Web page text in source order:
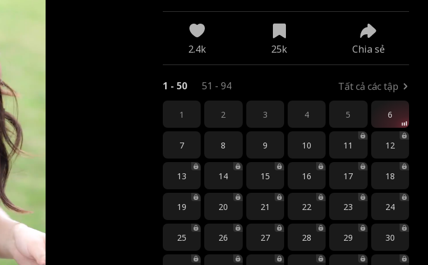
2.4k 25k Chia sẻ
1 - 50 51 - 94 Tất cả các tập
1 2 3 4 5 6
7 8 9 10 11 12
13 14 15 16 17 18
19 20 21 22 23 24
25 26 27 28 29 30